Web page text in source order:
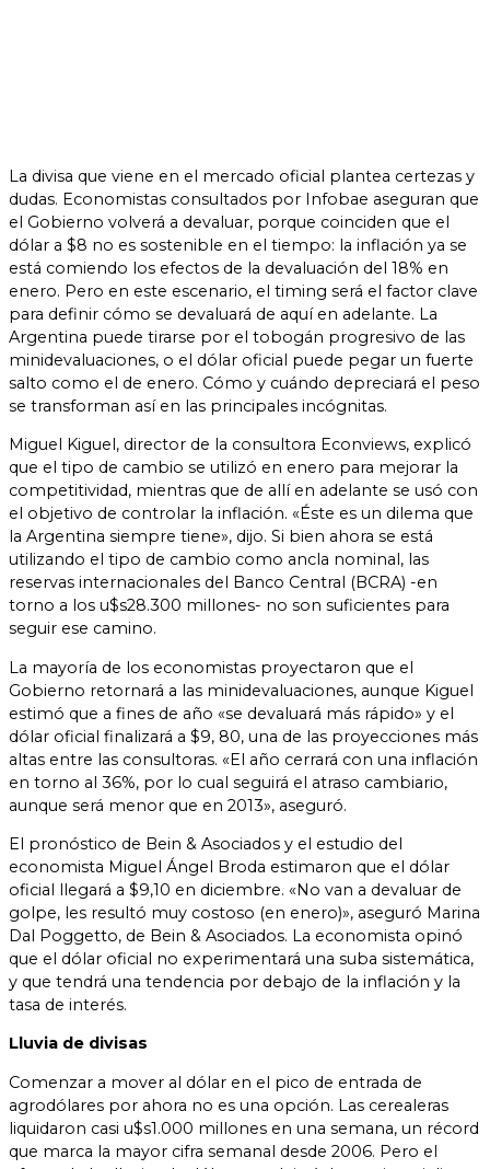
La divisa que viene en el mercado oficial plantea certezas y
dudas. Economistas consultados por Infobae aseguran que
el Gobierno volverá a devaluar, porque coinciden que el
dólar a $8 no es sostenible en el tiempo: la inflación ya se
está comiendo los efectos de la devaluación del 18% en
enero. Pero en este escenario, el timing será el factor clave
para definir cómo se devaluará de aquí en adelante. La
Argentina puede tirarse por el tobogán progresivo de las
minidevaluaciones, o el dólar oficial puede pegar un fuerte
salto como el de enero. Cómo y cuándo depreciará el peso
se transforman así en las principales incógnitas.
Miguel Kiguel, director de la consultora Econviews, explicó
que el tipo de cambio se utilizó en enero para mejorar la
competitividad, mientras que de allí en adelante se usó con
el objetivo de controlar la inflación. «Éste es un dilema que
la Argentina siempre tiene», dijo. Si bien ahora se está
utilizando el tipo de cambio como ancla nominal, las
reservas internacionales del Banco Central (BCRA) -en
torno a los u$s28.300 millones- no son suficientes para
seguir ese camino.
La mayoría de los economistas proyectaron que el
Gobierno retornará a las minidevaluaciones, aunque Kiguel
estimó que a fines de año «se devaluará más rápido» y el
dólar oficial finalizará a $9, 80, una de las proyecciones más
altas entre las consultoras. «El año cerrará con una inflación
en torno al 36%, por lo cual seguirá el atraso cambiario,
aunque será menor que en 2013», aseguró.
El pronóstico de Bein & Asociados y el estudio del
economista Miguel Ángel Broda estimaron que el dólar
oficial llegará a $9,10 en diciembre. «No van a devaluar de
golpe, les resultó muy costoso (en enero)», aseguró Marina
Dal Poggetto, de Bein & Asociados. La economista opinó
que el dólar oficial no experimentará una suba sistemática,
y que tendrá una tendencia por debajo de la inflación y la
tasa de interés.
Lluvia de divisas
Comenzar a mover al dólar en el pico de entrada de
agrodólares por ahora no es una opción. Las cerealeras
liquidaron casi u$s1.000 millones en una semana, un récord
que marca la mayor cifra semanal desde 2006. Pero el